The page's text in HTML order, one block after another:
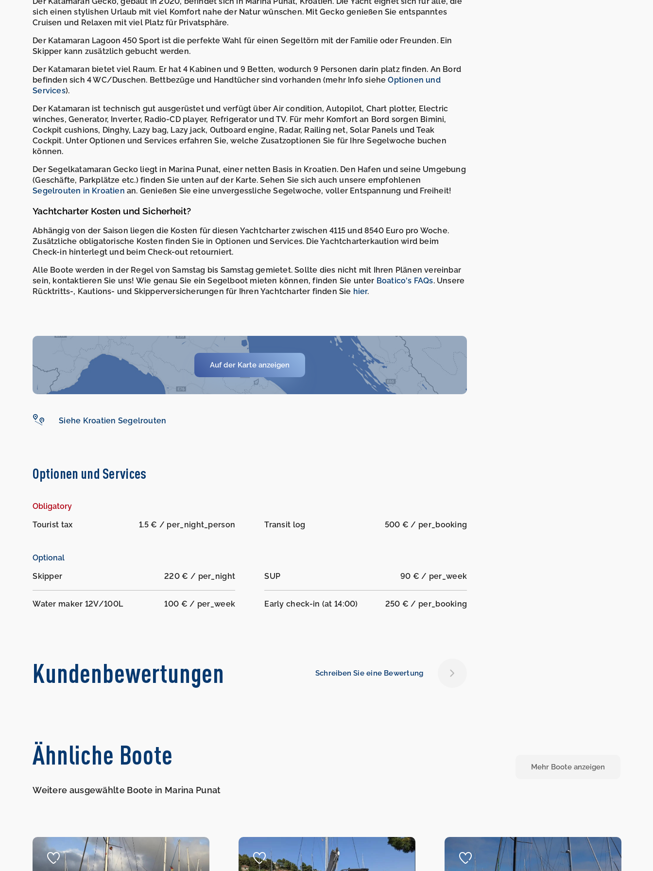
sich einen stylishen Urlaub mit viel Komfort nahe der Natur wünschen. Mit Gecko genießen Sie entspanntes
Cruisen und Relaxen mit viel Platz für Privatsphäre.
Der Katamaran Lagoon 450 Sport ist die perfekte Wahl für einen Segeltörn mit der Familie oder Freunden. Ein
Skipper kann zusätzlich gebucht werden.
Der Katamaran bietet viel Raum. Er hat 4 Kabinen und 9 Betten, wodurch 9 Personen darin platz finden. An Bord
befinden sich 4 WC/Duschen. Bettbezüge und Handtücher sind vorhanden (mehr Info sieheOptionen und
Services).
Der Katamaran ist technisch gut ausgerüstet und verfügt über Air condition, Autopilot, Chart plotter, Electric
winches, Generator, Inverter, Radio-CD player, Refrigerator und TV. Für mehr Komfort an Bord sorgen Bimini,
Cockpit cushions, Dinghy, Lazy bag, Lazy jack, Outboard engine, Radar, Railing net, Solar Panels und Teak
Cockpit. Unter Optionen und Services erfahren Sie, welche Zusatzoptionen Sie für Ihre Segelwoche buchen
können.
Der Segelkatamaran Gecko liegt in Marina Punat, einer netten Basis in Kroatien. Den Hafen und seine Umgebung
(Geschäfte, Parkplätze etc.) finden Sie unten auf der Karte. Sehen Sie sich auch unsere empfohlenen
Segelrouten in Kroatien an. Genießen Sie eine unvergessliche Segelwoche, voller Entspannung und Freiheit!
Yachtcharter Kosten und Sicherheit?
Abhängig von der Saison liegen die Kosten für diesen Yachtcharter zwischen 4115 und 8540 Euro pro Woche.
Zusätzliche obligatorische Kosten finden Sie in Optionen und Services. Die Yachtcharterkaution wird beim
Check-in hinterlegt und beim Check-out retourniert.
Alle Boote werden in der Regel von Samstag bis Samstag gemietet. Sollte dies nicht mit Ihren Plänen vereinbar
sein, kontaktieren Sie uns! Wie genau Sie ein Segelboot mieten können, finden Sie unter Boatico's FAQs. Unsere
Rücktritts-, Kautions- und Skipperversicherungen für Ihren Yachtcharter finden Sie hier.
Auf der Karte anzeigen
Siehe Kroatien Segelrouten
Optionen und Services
Obligatory
Tourist tax
1.5 € / per_night_person Transit log 500 € / per_booking
Optional
Skipper
220 € / per_night SUP 90 € / per_week
Water maker 12V/100L 100 € / per_week Early check-in (at 14:00) 250 € / per_booking
Kundenbewertungen Schreiben Sie eine Bewertung
Ähnliche Boote
Weitere ausgewählte Boote in Marina Punat
Mehr Boote anzeigen